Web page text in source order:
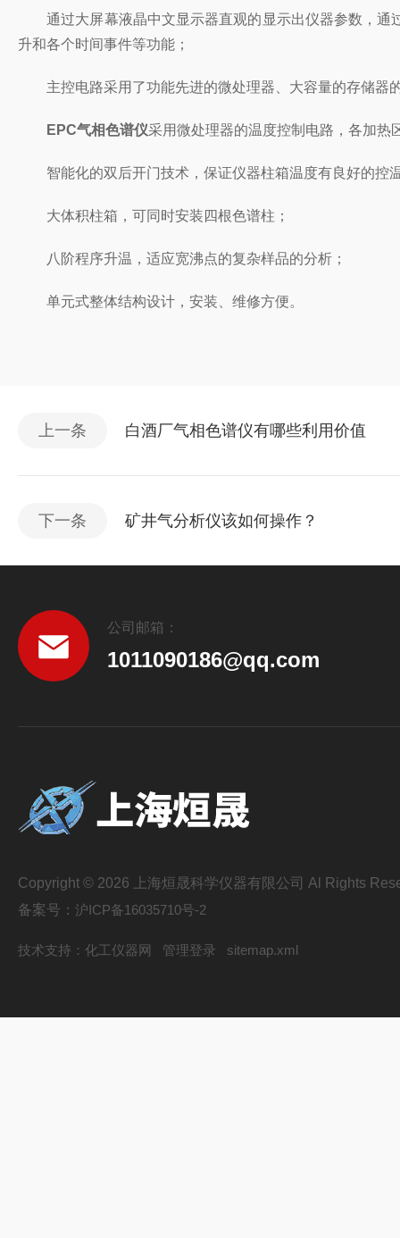
通过大屏幕液晶中文显示器直观的显示出仪器参数，通
升和各个时间事件等功能；
主控电路采用了功能先进的微处理器、大容量的存储器
EPC气相色谱仪采用微处理器的温度控制电路，各加热
智能化的双后开门技术，保证仪器柱箱温度有良好的控
大体积柱箱，可同时安装四根色谱柱；
八阶程序升温，适应宽沸点的复杂样品的分析；
单元式整体结构设计，安装、维修方便。
上一条 白酒厂气相色谱仪有哪些利用价值
下一条 矿井气分析仪该如何操作？
公司邮箱：
1011090186@qq.com
Copyright © 2026 上海烜晟科学仪器有限公司 Al Rights
备案号： 沪ICP备16035710号-2
技术支持： 化工仪器网 管理登录 sitemap.xml